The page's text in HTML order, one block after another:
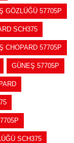
GÖZLÜĞÜ 57705P
SCH375
CHOPARD 57705P
GÜNEŞ 57705P
SCH375